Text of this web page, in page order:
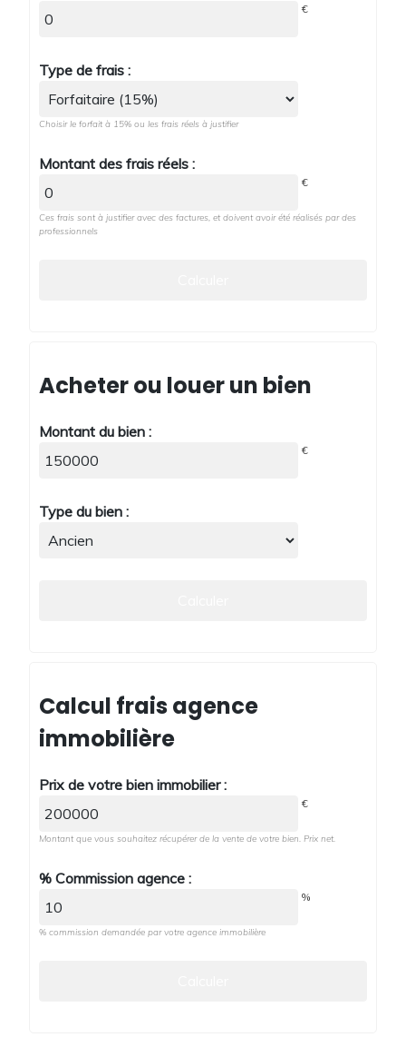
€
Type de frais :
Choisir le forfait à 15% ou les frais réels à justifier
Montant des frais réels :
€
Ces frais sont à justifier avec des factures, et doivent avoir été réalisés par des
professionnels
Acheter ou louer un bien
Montant du bien :
€
Type du bien :
Calcul frais agence
immobilière
Prix de votre bien immobilier :
€
Montant que vous souhaitez récupérer de la vente de votre bien. Prix net.
% Commission agence :
%
% commission demandée par votre agence immobilière